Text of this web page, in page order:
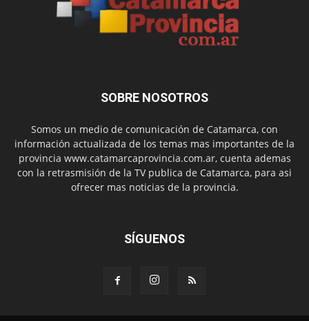
SOBRE NOSOTROS
Somos un medio de comunicación de Catamarca, con
información actualizada de los temas mas importantes de la
provincia www.catamarcaprovincia.com.ar, cuenta ademas
con la retrasmisión de la TV publica de Catamarca, para asi
ofrecer mas noticias de la provincia.
SÍGUENOS